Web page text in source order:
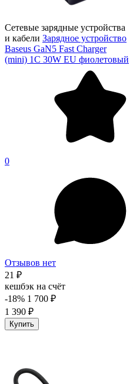
Сетевые зарядные устройства
и кабели Зарядное устройство
Baseus GaN5 Fast Charger
(mini) 1C 30W EU фиолетовый
0
Отзывов нет
21 ₽
кешбэк на счёт
-18% 1 700 ₽
1 390 ₽
Купить